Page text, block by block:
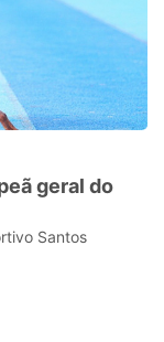
geral do
Santos